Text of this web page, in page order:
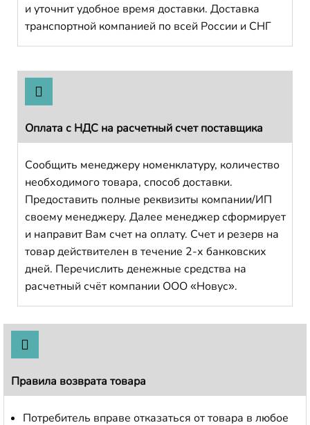
и уточнит удобное время доставки. Доставка
транспортной компанией по всей России и СНГ
Оплата с НДС на расчетный счет поставщика
Сообщить менеджеру номенклатуру, количество
необходимого товара, способ доставки.
Предоставить полные реквизиты компании/ИП
своему менеджеру. Далее менеджер сформирует
и направит Вам счет на оплату. Счет и резерв на
товар действителен в течение 2-х банковских
дней. Перечислить денежные средства на
расчетный счёт компании ООО «Новус».
Правила возврата товара
Потребитель вправе отказаться от товара в любое